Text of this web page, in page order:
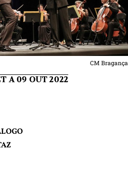
CM Bragança
A 09 OUT 2022